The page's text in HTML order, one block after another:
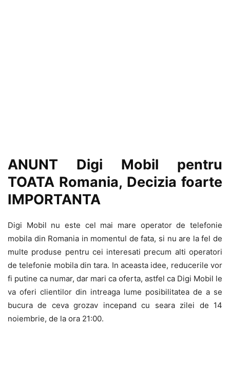
ANUNT Digi Mobil pentru
TOATA Romania, Decizia foarte
IMPORTANTA
Digi Mobil nu este cel mai mare operator de telefonie
mobila din Romania in momentul de fata, si nu are la fel de
multe produse pentru cei interesati precum alti operatori
de telefonie mobila din tara. In aceasta idee, reducerile vor
fi putine ca numar, dar mari ca oferta, astfel ca Digi Mobil le
va oferi clientilor din intreaga lume posibilitatea de a se
bucura de ceva grozav incepand cu seara zilei de 14
noiembrie, de la ora 21:00.